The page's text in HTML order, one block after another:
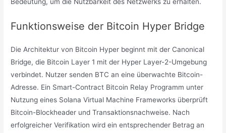
Funktionsweise der Bitcoin Hyper Bridge
Die Architektur von Bitcoin Hyper beginnt mit der Canonical
Bridge, die Bitcoin Layer 1 mit der Hyper Layer-2-Umgebung
verbindet. Nutzer senden BTC an eine überwachte Bitcoin-
Adresse. Ein Smart-Contract Bitcoin Relay Programm unter
Nutzung eines Solana Virtual Machine Frameworks überprüft
Bitcoin-Blockheader und Transaktionsnachweise. Nach
erfolgreicher Verifikation wird ein entsprechender Betrag an